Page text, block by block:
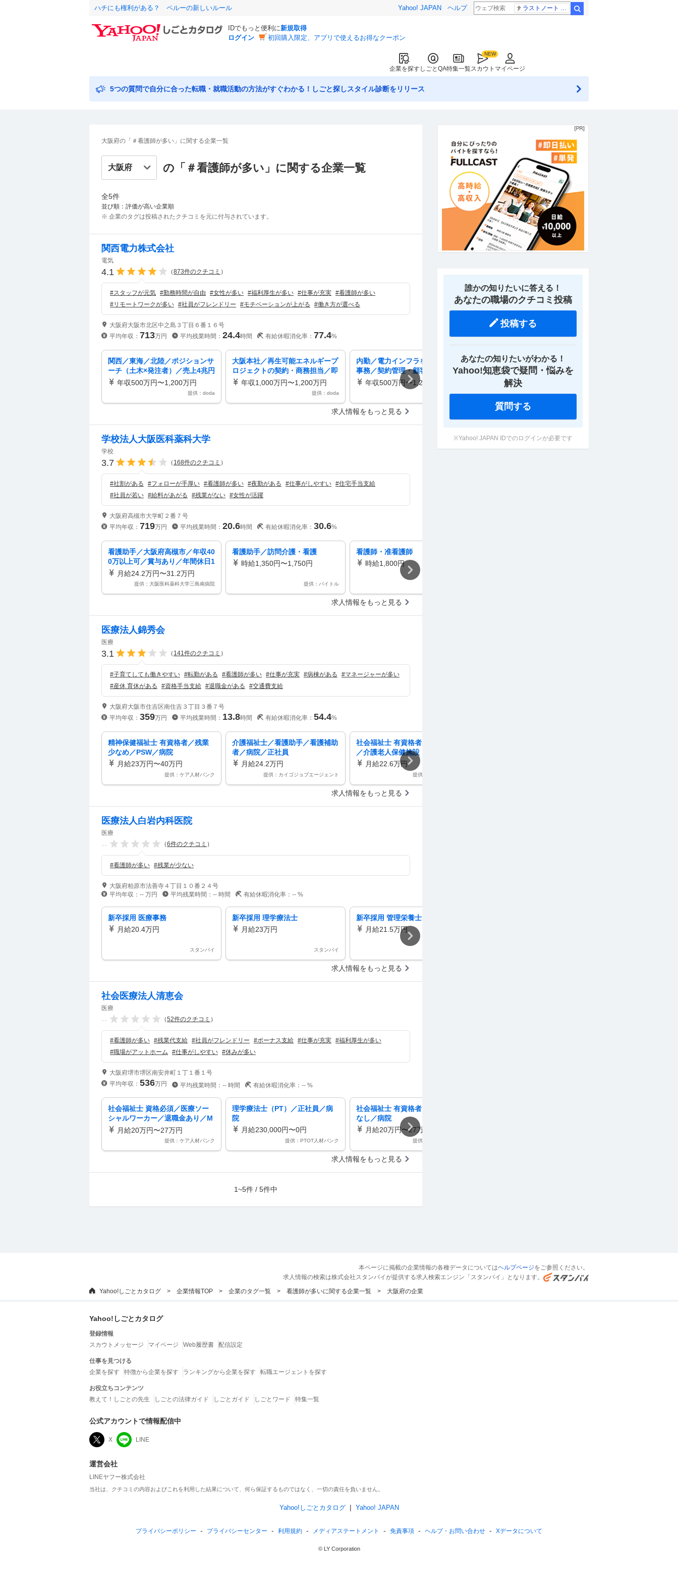
ハチにも権利がある？ ペルーの新しいルール Yahoo! JAPAN ヘルプ
IDでもっと便利に新規取得
ログイン
初回購入限定、アプリで使えるお得なクーポン
企業を探すしごとQA特集一覧スカウト マイページ
5つの質問で自分に合った転職・就職活動の方法がすぐわかる！しごと探しスタイル診断をリリース
大阪府の「＃看護師が多い」に関する企業一覧
の「＃看護師が多い 」に関する企業一覧
全5件
並び順：評価が高い企業順
※ 企業のタグは投稿されたクチコミを元に付与されています。
関西電力株式会社
電気
4.1 （873件のクチコミ ）
#スタッフが元気 #勤務時間が自由 #女性が多い #福利厚生が多い #仕事が充実 #看護師が多い
#リモートワークが多い #社員がフレンドリー #モチベーションが上がる #働き方が選べる
大阪府大阪市北区中之島３丁目６番１６号
平均年収： 713万円 平均残業時間： 24.4時間 有給休暇消化率： 77.4%
関西／東海／北陸／ポジションサ
ーチ（土木×発注者）／売上4兆円
規模の関西大手インフラ企業
年収500万円〜1,200万円
提供：doda
大阪本社／再生可能エネルギープ
ロジェクトの契約・商務担当／即
戦力歓迎／フレックス・年休122
年収1,000万円〜1,200万円
提供：doda
内勤／電力インフラを支える営業
事務／契約管理・顧客対応等未経
験OK／年収500万～
年収500万円〜1,200万円
提供：doda
大阪本社／DX推進／データ分
析・AI・アプリ開発ポジション／
職種未経験歓迎／フレックス・年
年収500万円〜1,200万円
提供：doda
求人情報をもっと見る
学校法人大阪医科薬科大学
学校
3.7 （ 168件のクチコミ ）
#社割がある #フォローが手厚い #看護師が多い #夜勤がある #仕事がしやすい #住宅手当支給
#社員が若い #給料があがる #残業がない #女性が活躍
大阪府高槻市大学町２番７号
平均年収： 719万円 平均残業時間： 20.6時間 有給休暇消化率： 30.6%
看護助手／大阪府高槻市／年収40
0万以上可／賞与あり／年間休日1
20日以上可
月給24.2万円〜31.2万円
提供：大阪医科薬科大学三島南病院
看護助手／訪問介護・看護
時給1,350円〜1,750円
提供：バイトル
看護師・准看護師
時給1,800円
求人情報をもっと見る
医療法人錦秀会
医療
3.1 （ 141件のクチコミ ）
#子育てしても働きやすい #転勤がある #看護師が多い #仕事が充実 #病棟がある #マネージャーが多い
#産休 育休がある #資格手当支給 #退職金がある #交通費支給
大阪府大阪市住吉区南住吉３丁目３番７号
平均年収： 359万円 平均残業時間： 13.8時間 有給休暇消化率： 54.4%
精神保健福祉士 有資格者／残業
少なめ／PSW／病院
月給23万円〜40万円
提供：ケア人材バンク
介護福祉士／看護助手／看護補助
者／病院／正社員
月給24.2万円
提供：カイゴジョブエージェント
社会福祉士 有資格者／車通勤可
／介護老人保健施設
月給22.6万円
提供：ケア人材バンク
求人情報をもっと見る
医療法人白岩内科医院
医療
-- （6件のクチコミ ）
#看護師が多い #残業が少ない
大阪府柏原市法善寺４丁目１０番２４号
平均年収： -- 万円 平均残業時間： -- 時間 有給休暇消化率： -- %
新卒採用 医療事務
月給20.4万円
スタンバイ
新卒採用 理学療法士
月給23万円
スタンバイ
新卒採用 管理栄養士
月給21.5万円
求人情報をもっと見る
社会医療法人清恵会
医療
-- （52件のクチコミ ）
#看護師が多い #残業代支給 #社員がフレンドリー #ボーナス支給 #仕事が充実 #福利厚生が多い
#職場がアットホーム #仕事がしやすい #休みが多い
大阪府堺市堺区南安井町１丁１番１号
平均年収： 536万円 平均残業時間： -- 時間 有給休暇消化率： -- %
社会福祉士 資格必須／医療ソー
シャルワーカー／退職金あり／M
SW／病院
月給20万円〜27万円
提供：ケア人材バンク
理学療法士（PT）／正社員／病
院
月給230,000円〜0円
提供：PTOT人材バンク
社会福祉士 有資格者／介護兼務
なし／病院
月給20万円〜27万円
提供：ケア人材バンク
求人情報をもっと見る
1~5件 / 5件中
誰かの知りたいに答える！
あなたの職場のクチコミ投稿
投稿する
あなたの知りたいがわかる！
Yahoo!知恵袋で疑問・悩みを
解決
質問する
※Yahoo! JAPAN IDでのログインが必要です
本ページに掲載の企業情報の各種データについてはヘルプページをご参照ください。
求人情報の検索は株式会社スタンバイが提供する求人検索エンジン「スタンバイ」となります。
Yahoo!しごとカタログ
企業情報TOP 企業のタグ一覧 看護師が多いに関する企業一覧 大阪府の企業
Yahoo!しごとカタログ
登録情報
スカウトメッセージ
マイページ Web履歴書 配信設定
仕事を見つける
企業を探す
特徴から企業を探す ランキングから企業を探す 転職エージェントを探す
お役立ちコンテンツ
教えて！しごとの先生
しごとの法律ガイド しごとガイド しごとワード 特集一覧
公式アカウントで情報配信中
X LINE
運営会社
LINEヤフー株式会社
当社は、クチコミの内容およびこれを利用した結果について、何ら保証するものではなく、一切の責任を負いません。
Yahoo!しごとカタログ Yahoo! JAPAN
プライバシーポリシー プライバシーセンター 利用規約 メディアステートメント 免責事項 ヘルプ・お問い合わせ Xデータについて
© LY Corporation